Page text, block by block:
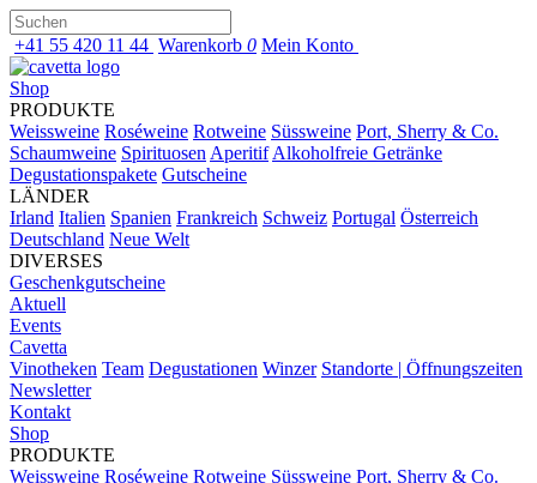
+41 55 420 11 44 Warenkorb 0 Mein Konto
Shop
PRODUKTE
Weissweine Roséweine Rotweine Süssweine Port, Sherry & Co.
Schaumweine Spirituosen Aperitif Alkoholfreie Getränke
Degustationspakete Gutscheine
LÄNDER
Irland Italien Spanien Frankreich Schweiz Portugal Österreich
Deutschland Neue Welt
DIVERSES
Geschenkgutscheine
Aktuell
Events
Cavetta
Vinotheken Team Degustationen Winzer Standorte | Öffnungszeiten
Newsletter
Kontakt
Shop
PRODUKTE
Weissweine Roséweine Rotweine Süssweine Port, Sherry & Co.